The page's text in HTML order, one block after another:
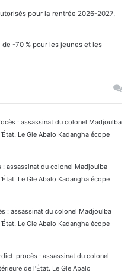
pour la rentrée 2026-2027,
-70 % pour les jeunes et les
: assassinat du colonel Madjoulba
Le Gle Abalo Kadangha écope
assassinat du colonel Madjoulba
Le Gle Abalo Kadangha écope
: assassinat du colonel Madjoulba
Le Gle Abalo Kadangha écope
procès : assassinat du colonel
de l’État. Le Gle Abalo